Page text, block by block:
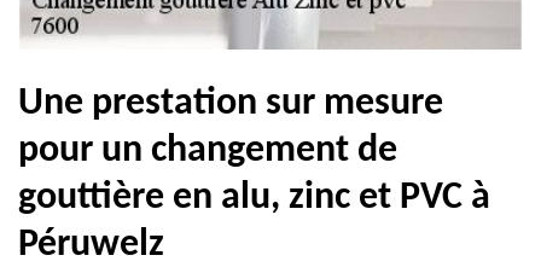
Une prestation sur mesure
pour un changement de
gouttière en alu, zinc et PVC à
Péruwelz